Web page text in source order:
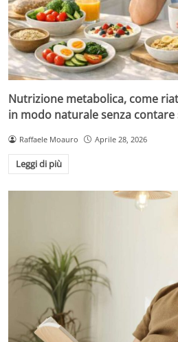
Nutrizione metabolica, come
in modo naturale senza contare
Raffaele Moauro Aprile 28, 2026
Leggi di più